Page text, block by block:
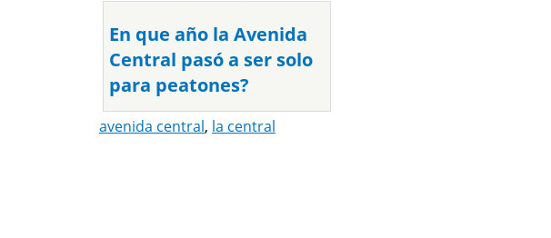
En que año la Avenida
Central pasó a ser solo
para peatones?
avenida central, la central